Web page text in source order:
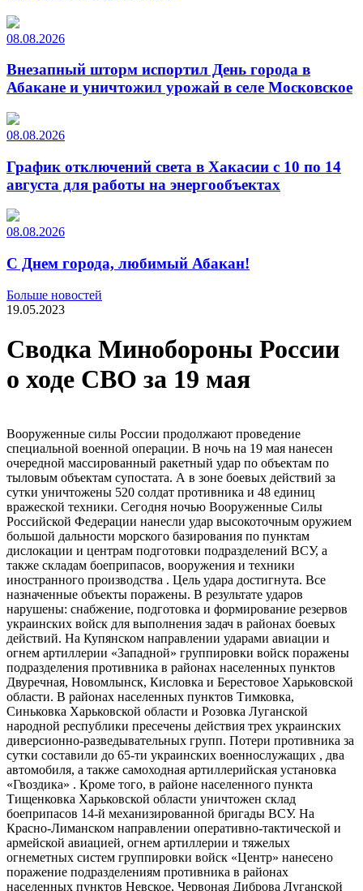
08.08.2026
Внезапный шторм испортил День города в
Абакане и уничтожил урожай в селе Московское
08.08.2026
График отключений света в Хакасии с 10 по 14
августа для работы на энергообъектах
08.08.2026
С Днем города, любимый Абакан!
Больше новостей
19.05.2023
Сводка Минобороны России
о ходе СВО за 19 мая
Вооруженные силы России продолжают проведение
специальной военной операции. В ночь на 19 мая нанесен
очередной массированный ракетный удар по объектам по
тыловым объектам супостата. А в зоне боевых действий за
сутки уничтожены 520 солдат противника и 48 единиц
вражеской техники. Сегодня ночью Вооруженные Силы
Российской Федерации нанесли удар высокоточным оружием
большой дальности морского базирования по пунктам
дислокации и центрам подготовки подразделений ВСУ, а
также складам боеприпасов, вооружения и техники
иностранного производства . Цель удара достигнута. Все
назначенные объекты поражены. В результате ударов
нарушены: снабжение, подготовка и формирование резервов
украинских войск для выполнения задач в районах боевых
действий. На Купянском направлении ударами авиации и
огнем артиллерии «Западной» группировки войск поражены
подразделения противника в районах населенных пунктов
Двуречная, Новомлынск, Кисловка и Берестовое Харьковской
области. В районах населенных пунктов Тимковка,
Синьковка Харьковской области и Розовка Луганской
народной республики пресечены действия трех украинских
диверсионно-​разведывательных групп. Потери противника за
сутки составили до 65-ти украинских военнослужащих , два
автомобиля, а также самоходная артиллерийская установка
«Гвоздика» . Кроме того, в районе населенного пункта
Тищенковка Харьковской области уничтожен склад
боеприпасов 14-й механизированной бригады ВСУ. На
Красно-​Лиманском направлении оперативно-​тактической и
армейской авиацией, огнем артиллерии и тяжелых
огнеметных систем группировки войск «Центр» нанесено
поражение подразделениям противника в районах
населенных пунктов Невское, Червоная Диброва Луганской